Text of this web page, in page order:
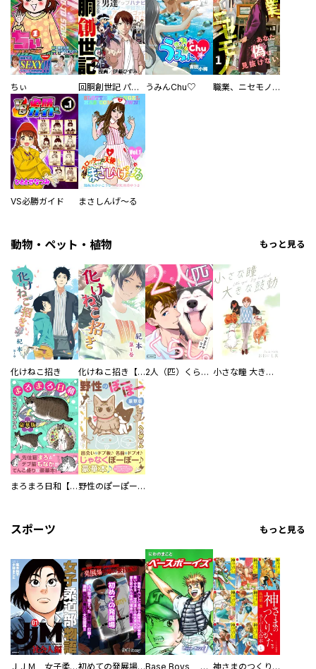
ちぃ 回胴創世記 パチスロを創った男達 うみんChu♡ 職業、ニセモノ～あなたに偽は見抜けない【電子単行本版】
VS必勝ガイド まさしんげ～る
動物・ペット・植物 もっと見る
化けねこ招き 化けねこ招き【描きおろし付合冊版】 2人（匹）くらし。 小さな瞳 大きな鼓動
まろまろ日和【豪華版】 野性のぽーぽー【豪華版】
スポーツ もっと見る
ＪＪＭ 女子柔道部物語 社会人編 初めての発展場 【白抜き修正版】 Base Boys 新装版 神さまのつくりかた。スーパー大合本